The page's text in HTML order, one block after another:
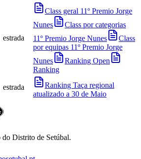
estrada
Class geral 11º Premio Jorge
Nunes
Class por categorias
11º Premio Jorge Nunes
Class
por equipas 11º Premio Jorge
Nunes
Ranking Open
Ranking
estrada
Ranking Taça regional
atualizado a 30 de Maio
Distrito de Setúbal.